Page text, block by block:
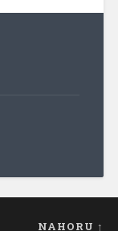
NAHORU ↑